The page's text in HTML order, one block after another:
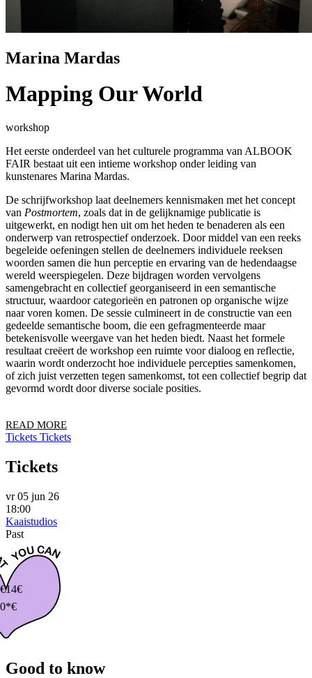
Marina Mardas
Mapping Our World
workshop
Het eerste onderdeel van het culturele programma van ALBOOK
FAIR bestaat uit een intieme workshop onder leiding van
kunstenares Marina Mardas.
De schrijfworkshop laat deelnemers kennismaken met het concept
van Postmortem, zoals dat in de gelijknamige publicatie is
uitgewerkt, en nodigt hen uit om het heden te benaderen als een
onderwerp van retrospectief onderzoek. Door middel van een reeks
begeleide oefeningen stellen de deelnemers individuele reeksen
woorden samen die hun perceptie en ervaring van de hedendaagse
wereld weerspiegelen. Deze bijdragen worden vervolgens
samengebracht en collectief georganiseerd in een semantische
structuur, waardoor categorieën en patronen op organische wijze
naar voren komen. De sessie culmineert in de constructie van een
gedeelde semantische boom, die een gefragmenteerde maar
betekenisvolle weergave van het heden biedt. Naast het formele
resultaat creëert de workshop een ruimte voor dialoog en reflectie,
waarin wordt onderzocht hoe individuele percepties samenkomen,
of zich juist verzetten tegen samenkomst, tot een collectief begrip dat
gevormd wordt door diverse sociale posities.
READ MORE
Tickets Tickets
Tickets
vr 05 jun 26
18:00
Kaaistudios
Past
14€
Good to know